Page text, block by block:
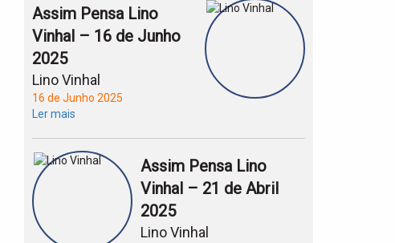
Assim Pensa Lino
Vinhal – 16 de Junho
2025
Lino Vinhal
16 de Junho 2025
Ler mais
Assim Pensa Lino
Vinhal – 21 de Abril
2025
Lino Vinhal